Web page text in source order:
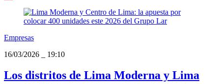
Empresas
16/03/2026
19:10
Los distritos de Lima Moderna y Lima